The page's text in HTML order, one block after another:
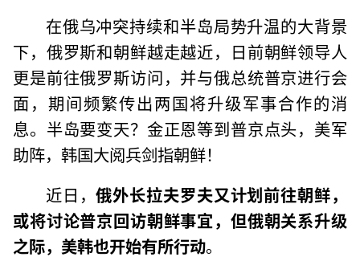
在俄乌冲突持续和半岛局势升温的大背景
下，俄罗斯和朝鲜越走越近，日前朝鲜领导人
更是前往俄罗斯访问，并与俄总统普京进行会
面，期间频繁传出两国将升级军事合作的消
息。半岛要变天？金正恩等到普京点头，美军
助阵，韩国大阅兵剑指朝鲜！
近日，俄外长拉夫罗夫又计划前往朝鲜，
或将讨论普京回访朝鲜事宜，但俄朝关系升级
之际，美韩也开始有所行动。